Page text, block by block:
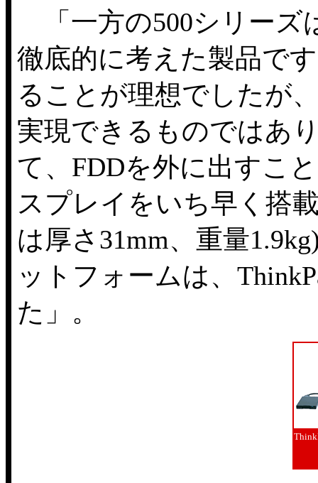
「一方の500シリーズ
徹底的に考えた製品で
ることが理想でしたが
実現できるものではあ
て、FDDを外に出すこ
スプレイをいち早く搭
は厚さ31mm、重量
ットフォームは、
た」。